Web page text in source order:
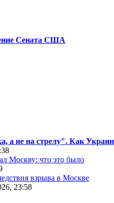
Сената США
а не на стрелу". Как
Москву: что это было
взрыва в Москве
23:58